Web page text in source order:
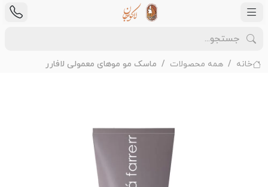
خانه همه محصولات ماسک مو موهای معمولی لافارر